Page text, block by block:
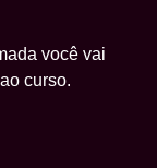
você vai
curso.